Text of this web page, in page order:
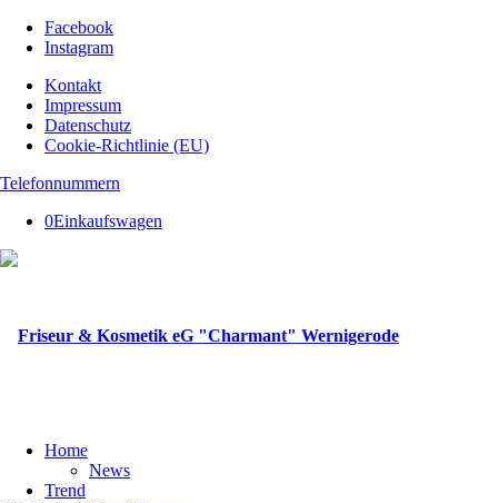
Facebook
Instagram
Kontakt
Impressum
Datenschutz
Cookie-Richtlinie (EU)
Telefonnummern
0Einkaufswagen
Home
News
Trend